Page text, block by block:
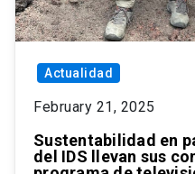
Actualidad
February 21, 2025
Sustentabilidad en
del IDS llevan sus